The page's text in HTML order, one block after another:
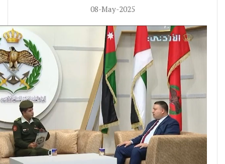
08-May-2025